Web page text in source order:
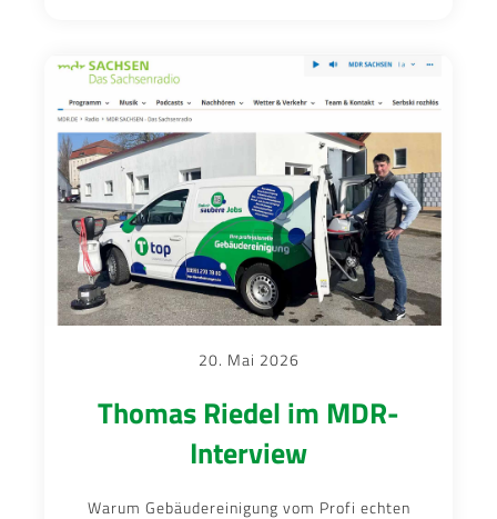
20. Mai 2026
Thomas Riedel im MDR-
Interview
Warum Gebäudereinigung vom Profi echten